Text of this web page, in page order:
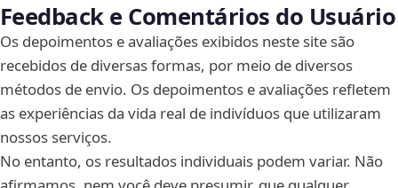
Feedback e Comentários do Usuário
Os depoimentos e avaliações exibidos neste site são
recebidos de diversas formas, por meio de diversos
métodos de envio. Os depoimentos e avaliações refletem
as experiências da vida real de indivíduos que utilizaram
nossos serviços.
No entanto, os resultados individuais podem variar. Não